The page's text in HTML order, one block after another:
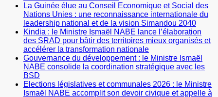
La Guinée élue au Conseil Economique et Social des
Nations Unies : une reconnaissance internationale du
leadership national et de la vision Simandou 2040
Kindia : le Ministre Ismaël NABE lance l’élaboration
des SRAD pour bâtir des territoires mieux organisés et
accélérer la transformation nationale
Gouvernance du développement : le Ministre Ismaël
NABE consolide la coordination stratégique avec les
BSD
Elections législatives et communales 2026 : le Ministre
Ismaël NABE accomplit son devoir civique et appelle à